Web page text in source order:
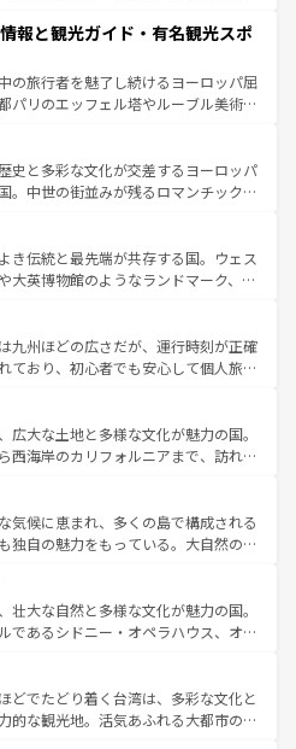
アで、忘れられない旅をしてみよう！
ア情報は
では、情熱的なフラメンコ、熱気あふ
味しいタパスが生活の一部となってい
の洗練された雰囲気や、バルセロナの
から、地方では古代ローマ遺跡や中世
風土や気候が異なるスペインはその個
性で訪れる人を魅了する。 なお、新着のスペイン情報は コ
してほしい。
報と観光ガイド・有名観光スポ
の旅行者を魅了し続けるヨーロッパ屈
パリのエッフェル塔やルーブル美術館
まっている。華麗な宮殿、歴史的な大
、そして豊かな自然が、訪れる者を心
、フランスは美食の国としても知ら
発祥地であるランス、プロヴァンスの
畑など、多彩な楽しみ方が可能だ。さ
域にも魅力が溢れており、どの街角に
とそれぞれで全く異なる文化を体験で
う。 なお、新着のフランス情報はコンテンツ一覧
史と多彩な文化が交差するヨーロッパ
。中世の街並みが残るロマンチック街
どこを歩いても飽きることがない。ベ
、バイエルン州のアルプスの絶景、そ
ワイン畑といった風景は必見。ビール
体験してほしい。 なお、新着の
ンツ一覧を参照してほしい。
き伝統と最先端が共存する国。ウェス
大英博物館のようなランドマーク、歴
力がある。また、優雅なアフタヌーン
にはたまらない英国パブ、サッカー観
こそできる体験も豊富。イギリスを旅
ほしい。
九州ほどの広さだが、運行時刻が正確
ており、初心者でも安心して個人旅行
る町や、スイスならではのユニークな
プス観光だけでなく町歩きも満喫する
の所得が高いため物価も高いが、旅行
を楽しむこともできる。 なお、新
コンテンツ一覧 を参照してほしい。
広大な土地と多様な文化が魅力の国。
西海岸のカリフォルニアまで、訪れる
、観光、ショッピング、エンターテイ
刺激的なスポットだ。一方、アメリカ
がり、グランドキャニオンやイエロー
ズでは、音楽と美食が融合した独特の
はアメリカの各地域で異なる魅力を楽
様性と豊かな歴史を感じることができ
。 なお、新着のアメリカ
覧を参照してほしい。
気候に恵まれ、多くの島で構成される
独自の魅力をもっている。大自然の神
。また、定番の観光地といえばオアフ
を求めるならマウイ島やカウアイ島が
ドグリーンに輝く海をはじめ、豊かな
で訪れる人々を迎えてくれるハワイの
カルフードやハワイアンミュージッ
ンスなど、すべてがハワイの魅力を彩
壮大な自然と多様な文化が魅力の国。
であるシドニー・オペラハウス、オー
央部にそびえるウルル（エアーズロッ
美しい原生林やケアンズの熱帯雨林な
さん。また、カフェやワイン、オージ
どでたどり着く台湾は、多彩な文化と
的な観光地。活気あふれる大都市の台